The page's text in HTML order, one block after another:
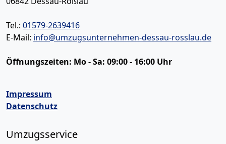
Tel.: 01579-2639416
E-Mail: info@umzugsunternehmen-dessau-rosslau.de
Öffnungszeiten: Mo - Sa: 09:00 - 16:00 Uhr
Impressum
Datenschutz
Umzugsservice